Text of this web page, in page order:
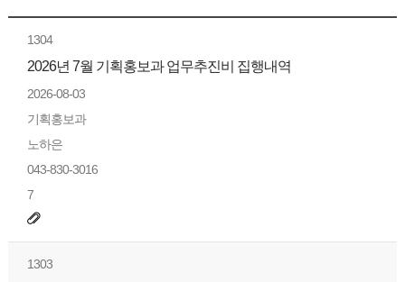
1304
2026년 7월 기획홍보과 업무추진비 집행내역
2026-08-03
기획홍보과
노하은
043-830-3016
7
1303